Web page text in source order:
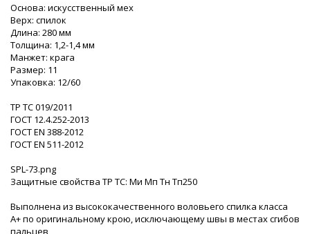
Основа: искусственный мех
Верх: спилок
Длина: 280 мм
Толщина: 1,2-1,4 мм
Манжет: крага
Размер: 11
Упаковка: 12/60
ТР ТС 019/2011
ГОСТ 12.4.252-2013
ГОСТ ЕN 388-2012
ГОСТ EN 511-2012
SPL-73.png
Защитные свойства ТР ТС: Ми Мп Тн Тп250
Выполнена из высококачественного воловьего спилка класса
А+ по оригинальному крою, исключающему швы в местах сгибов
пальцев